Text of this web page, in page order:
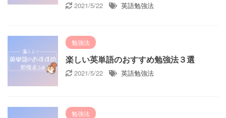
2021/5/22 英語勉強法
勉強法
楽しい英単語のおすすめ勉強法３選
2021/5/22 英語勉強法
勉強法